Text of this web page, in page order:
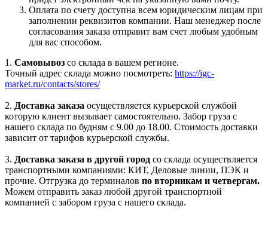
Оплата по счету доступна всем юридическим лицам при
заполнении реквизитов компании. Наш менеджер после
согласования заказа отправит вам счет любым удобным
для вас способом.
1. Самовывоз со склада в вашем регионе.
Точный адрес склада можно посмотреть: https://igc-
market.ru/contacts/stores/
2. Доставка заказа осуществляется курьерской службой
которую клиент вызывает самостоятельно. Забор груза с
нашего склада по будням с 9.00 до 18.00. Стоимость доставки
зависит от тарифов курьерской службы.
3. Доставка заказа в другой город со склада осуществляется
транспортными компаниями: КИТ, Деловые линии, ПЭК и
прочие. Отгрузка до терминалов по вторникам и четвергам.
Можем отправить заказ любой другой транспортной
компанией с забором груза с нашего склада.